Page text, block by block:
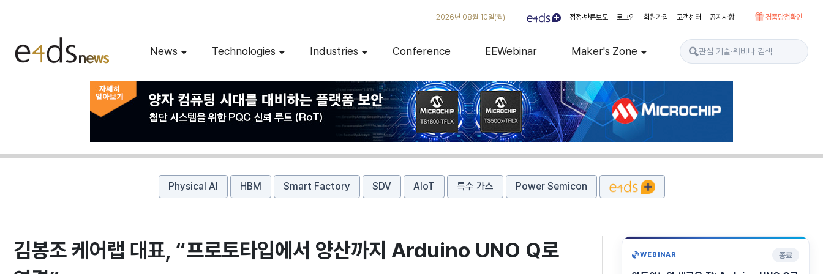
2026년 08월 10일(월) 정정·반론보도 로그인 회원가입 고객센터 공지사항 경품당첨확인
News Technologies Industries Conference EEWebinar Maker's Zone
Physical AI HBM Smart Factory SDV AIoT 특수 가스 Power Semicon
김봉조 케어랩 대표, “프로토타입에서 양산까지 Arduino UNO Q로
WEBINAR 종료